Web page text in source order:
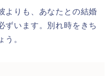
よりも、あなたとの結婚
ずいます。別れ時をきち
う。